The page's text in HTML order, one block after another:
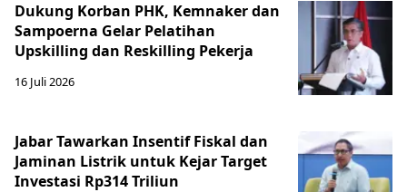
Dukung Korban PHK, Kemnaker dan
Sampoerna Gelar Pelatihan
Upskilling dan Reskilling Pekerja
16 Juli 2026
Jabar Tawarkan Insentif Fiskal dan
Jaminan Listrik untuk Kejar Target
Investasi Rp314 Triliun